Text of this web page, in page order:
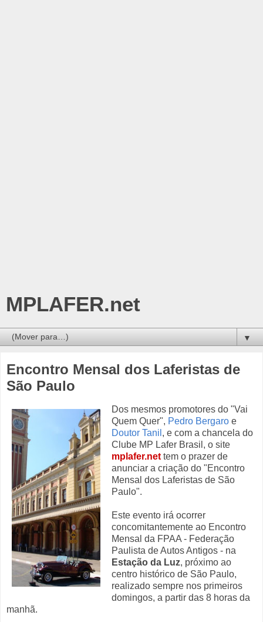
MPLAFER.net
▼
Encontro Mensal dos Laferistas de
São Paulo
Dos mesmos promotores do "Vai
Quem Quer", Pedro Bergaro e
Doutor Tanil , e com a chancela do
Clube MP Lafer Brasil, o site
mplafer.net tem o prazer de
anunciar a criação do "Encontro
Mensal dos Laferistas de São
Paulo".
Este evento irá ocorrer
concomitantemente ao Encontro
Mensal da FPAA - Federação
Paulista de Autos Antigos - na
Estação da Luz, próximo ao
centro histórico de São Paulo,
realizado sempre nos primeiros
domingos, a partir das 8 horas da
manhã.